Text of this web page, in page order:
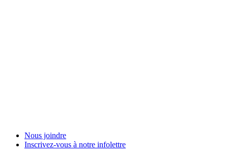
Nous joindre
Inscrivez-vous à notre infolettre